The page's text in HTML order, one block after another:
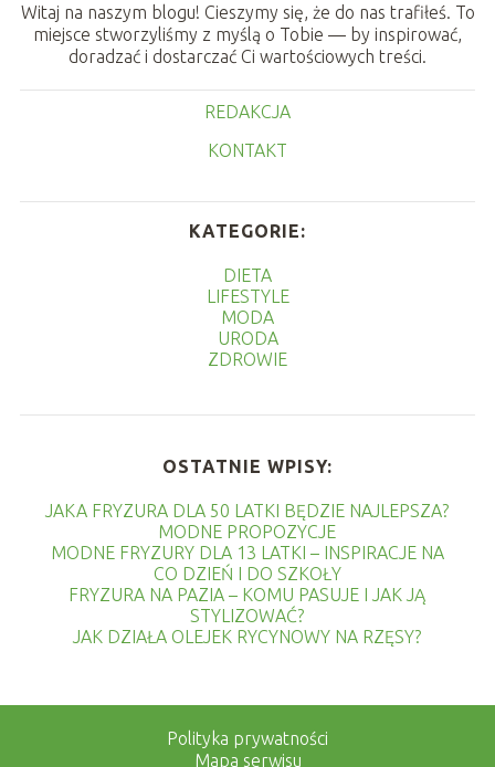
Witaj na naszym blogu! Cieszymy się, że do nas trafiłeś. To
miejsce stworzyliśmy z myślą o Tobie — by inspirować,
doradzać i dostarczać Ci wartościowych treści.
REDAKCJA
KONTAKT
KATEGORIE:
DIETA
LIFESTYLE
MODA
URODA
ZDROWIE
OSTATNIE WPISY:
JAKA FRYZURA DLA 50 LATKI BĘDZIE NAJLEPSZA?
MODNE PROPOZYCJE
MODNE FRYZURY DLA 13 LATKI – INSPIRACJE NA
CO DZIEŃ I DO SZKOŁY
FRYZURA NA PAZIA – KOMU PASUJE I JAK JĄ
STYLIZOWAĆ?
JAK DZIAŁA OLEJEK RYCYNOWY NA RZĘSY?
Polityka prywatności
Mapa serwisu